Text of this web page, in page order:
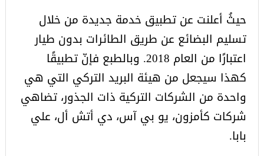
حيثُ أعلنت عن تطبيق خدمة جديدة من خلال
تسليم البضائع عن طريق الطائرات بدون طيار
اعتبارًا من العام 2018. وبالطبع فإنّ تطبيقًا
كهذا سيجعل من هيئة البريد التركي التي هي
واحدة من الشركات التركية ذات الجذور، تضاهي
شركات كأمزون، يو بي آس، دي أتش أل، علي
بابا.